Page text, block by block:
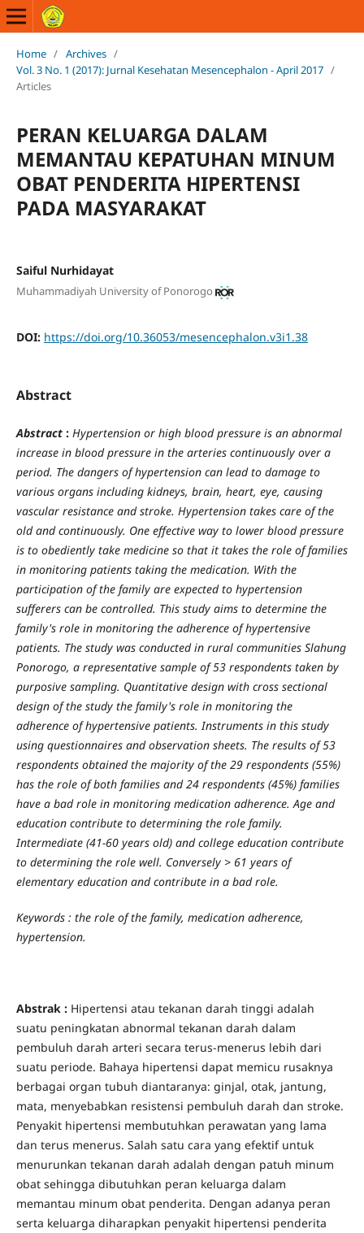
Home / Archives /
Vol. 3 No. 1 (2017): Jurnal Kesehatan Mesencephalon - April 2017 /
Articles
PERAN KELUARGA DALAM
MEMANTAU KEPATUHAN MINUM
OBAT PENDERITA HIPERTENSI
PADA MASYARAKAT
Saiful Nurhidayat
Muhammadiyah University of Ponorogo
DOI: https://doi.org/10.36053/mesencephalon.v3i1.38
Abstract
Abstract : Hypertension or high blood pressure is an abnormal
increase in blood pressure in the arteries continuously over a
period. The dangers of hypertension can lead to damage to
various organs including kidneys, brain, heart, eye, causing
vascular resistance and stroke. Hypertension takes care of the
old and continuously. One effective way to lower blood pressure
is to obediently take medicine so that it takes the role of families
in monitoring patients taking the medication. With the
participation of the family are expected to hypertension
sufferers can be controlled. This study aims to determine the
family's role in monitoring the adherence of hypertensive
patients. The study was conducted in rural communities Slahung
Ponorogo, a representative sample of 53 respondents taken by
purposive sampling. Quantitative design with cross sectional
design of the study the family's role in monitoring the
adherence of hypertensive patients. Instruments in this study
using questionnaires and observation sheets. The results of 53
respondents obtained the majority of the 29 respondents (55%)
has the role of both families and 24 respondents (45%) families
have a bad role in monitoring medication adherence. Age and
education contribute to determining the role family.
Intermediate (41-60 years old) and college education contribute
to determining the role well. Conversely > 61 years of
elementary education and contribute in a bad role.
Keywords : the role of the family, medication adherence,
hypertension.
Abstrak : Hipertensi atau tekanan darah tinggi adalah
suatu peningkatan abnormal tekanan darah dalam
pembuluh darah arteri secara terus-menerus lebih dari
suatu periode. Bahaya hipertensi dapat memicu rusaknya
berbagai organ tubuh diantaranya: ginjal, otak, jantung,
mata, menyebabkan resistensi pembuluh darah dan stroke.
Penyakit hipertensi membutuhkan perawatan yang lama
dan terus menerus. Salah satu cara yang efektif untuk
menurunkan tekanan darah adalah dengan patuh minum
obat sehingga dibutuhkan peran keluarga dalam
memantau minum obat penderita. Dengan adanya peran
serta keluarga diharapkan penyakit hipertensi penderita